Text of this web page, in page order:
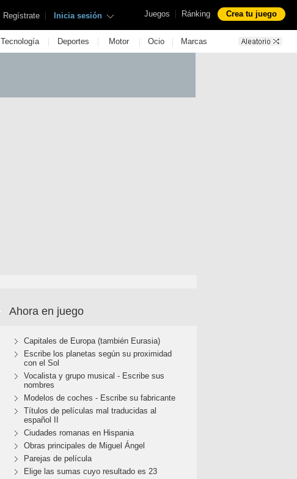
Juegos | Ránking Crea tu juego
Regístrate | Inicia sesión
Tecnología | Deportes | Motor | Ocio | Marcas
Ahora en juego
Capitales de Europa (también Eurasia)
Escribe los planetas según su proximidad
con el Sol
Vocalista y grupo musical - Escribe sus
nombres
Modelos de coches - Escribe su fabricante
Títulos de películas mal traducidas al
español II
Ciudades romanas en Hispania
Obras principales de Miguel Ángel
Parejas de película
Elige las sumas cuyo resultado es 23